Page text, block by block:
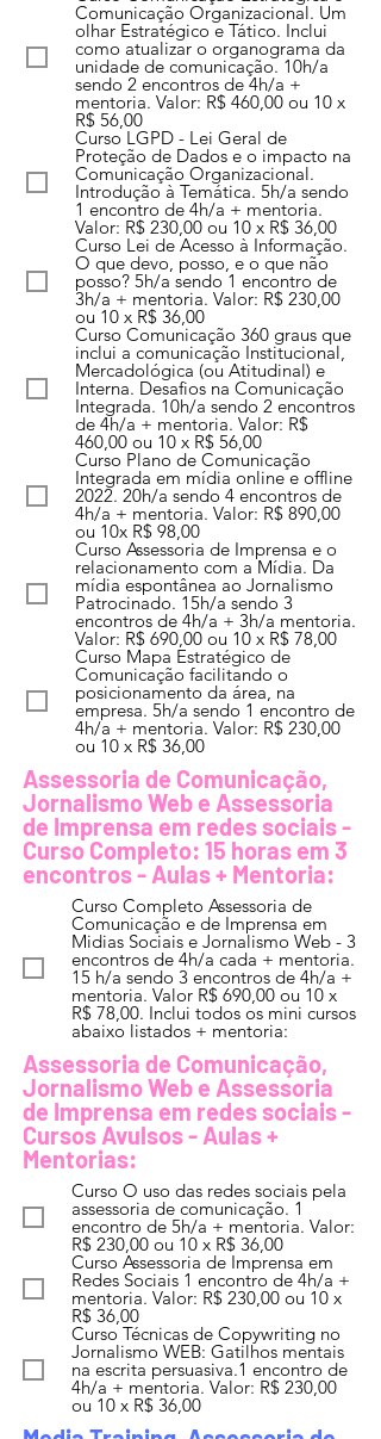
Comunicação Organizacional. Um
olhar Estratégico e Tático. Inclui
como atualizar o organograma da
unidade de comunicação. 10h/a
sendo 2 encontros de 4h/a +
mentoria. Valor: R$ 460,00 ou 10 x
R$ 56,00
Curso LGPD - Lei Geral de
Proteção de Dados e o impacto na
Comunicação Organizacional.
Introdução à Temática. 5h/a sendo
1 encontro de 4h/a + mentoria.
Valor: R$ 230,00 ou 10 x R$ 36,00
Curso Lei de Acesso à Informação.
O que devo, posso, e o que não
posso? 5h/a sendo 1 encontro de
3h/a + mentoria. Valor: R$ 230,00
ou 10 x R$ 36,00
Curso Comunicação 360 graus que
inclui a comunicação Institucional,
Mercadológica (ou Atitudinal) e
Interna. Desafios na Comunicação
Integrada. 10h/a sendo 2 encontros
de 4h/a + mentoria. Valor: R$
460,00 ou 10 x R$ 56,00
Curso Plano de Comunicação
Integrada em mídia online e offline
2022. 20h/a sendo 4 encontros de
4h/a + mentoria. Valor: R$ 890,00
ou 10x R$ 98,00
Curso Assessoria de Imprensa e o
relacionamento com a Mídia. Da
mídia espontânea ao Jornalismo
Patrocinado. 15h/a sendo 3
encontros de 4h/a + 3h/a mentoria.
Valor: R$ 690,00 ou 10 x R$ 78,00
Curso Mapa Estratégico de
Comunicação facilitando o
posicionamento da área, na
empresa. 5h/a sendo 1 encontro de
4h/a + mentoria. Valor: R$ 230,00
ou 10 x R$ 36,00
Assessoria de Comunicação,
Jornalismo Web e Assessoria
de Imprensa em redes sociais -
Curso Completo: 15 horas em 3
encontros - Aulas + Mentoria:
Curso Completo Assessoria de
Comunicação e de Imprensa em
Midias Sociais e Jornalismo Web - 3
encontros de 4h/a cada + mentoria.
15 h/a sendo 3 encontros de 4h/a +
mentoria. Valor R$ 690,00 ou 10 x
R$ 78,00. Inclui todos os mini cursos
abaixo listados + mentoria:
Assessoria de Comunicação,
Jornalismo Web e Assessoria
de Imprensa em redes sociais -
Cursos Avulsos - Aulas +
Mentorias:
Curso O uso das redes sociais pela
assessoria de comunicação. 1
encontro de 5h/a + mentoria. Valor:
R$ 230,00 ou 10 x R$ 36,00
Curso Assessoria de Imprensa em
Redes Sociais 1 encontro de 4h/a +
mentoria. Valor: R$ 230,00 ou 10 x
R$ 36,00
Curso Técnicas de Copywriting no
Jornalismo WEB: Gatilhos mentais
na escrita persuasiva.1 encontro de
4h/a + mentoria. Valor: R$ 230,00
ou 10 x R$ 36,00